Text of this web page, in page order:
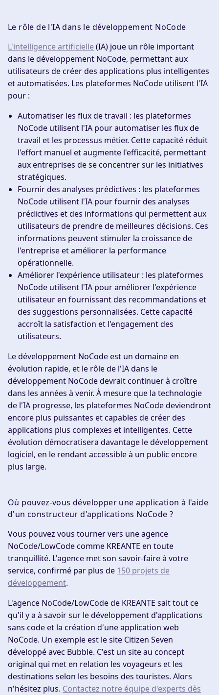
Le rôle de l'IA dans le développement NoCode
L'intelligence artificielle(IA) joue un rôle important
dans le développement NoCode, permettant aux
utilisateurs de créer des applications plus intelligentes
et automatisées. Les plateformes NoCode utilisent l'IA
pour :
Automatiser les flux de travail : les plateformes
NoCode utilisent l'IA pour automatiser les flux de
travail et les processus métier. Cette capacité réduit
l'effort manuel et augmente l'efficacité, permettant
aux entreprises de se concentrer sur les initiatives
stratégiques.
Fournir des analyses prédictives : les plateformes
NoCode utilisent l'IA pour fournir des analyses
prédictives et des informations qui permettent aux
utilisateurs de prendre de meilleures décisions. Ces
informations peuvent stimuler la croissance de
l'entreprise et améliorer la performance
opérationnelle.
Améliorer l'expérience utilisateur : les plateformes
NoCode utilisent l'IA pour améliorer l'expérience
utilisateur en fournissant des recommandations et
des suggestions personnalisées. Cette capacité
accroît la satisfaction et l'engagement des
utilisateurs.
Le développement NoCode est un domaine en
évolution rapide, et le rôle de l'IA dans le
développement NoCode devrait continuer à croître
dans les années à venir. À mesure que la technologie
de l'IA progresse, les plateformes NoCode deviendront
encore plus puissantes et capables de créer des
applications plus complexes et intelligentes. Cette
évolution démocratisera davantage le développement
logiciel, en le rendant accessible à un public encore
plus large.
Où pouvez-vous développer une application à l'aide
d'un constructeur d'applications NoCode ?
Vous pouvez vous tourner vers uneagence
NoCode/LowCodecomme KREANTE en toute
tranquillité. L'agence met son savoir-faire à votre
service, confirmé par plus de 150 projets de
développement.
L'agence NoCode/LowCode de KREANTE sait tout ce
qu'il y a à savoir sur le développement d'applications
sans code et la création d'une application web
NoCode. Un exemple est le site Citizen Seven
développé avec Bubble. C'est un site au concept
original qui met en relation les voyageurs et les
destinations selon les besoins des touristes. Alors
n'hésitez plus. Contactez notre équipe d'experts dès